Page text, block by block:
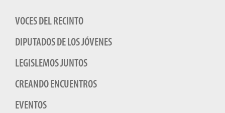
VOCES DEL RECINTO
DIPUTADOS DE LOS JÓVENES
LEGISLEMOS JUNTOS
CREANDO ENCUENTROS
EVENTOS